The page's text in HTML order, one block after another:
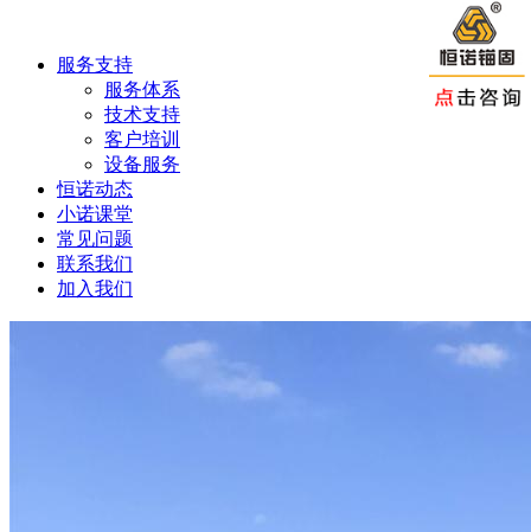
服务支持
服务体系
技术支持
客户培训
设备服务
恒诺动态
小诺课堂
常见问题
联系我们
加入我们